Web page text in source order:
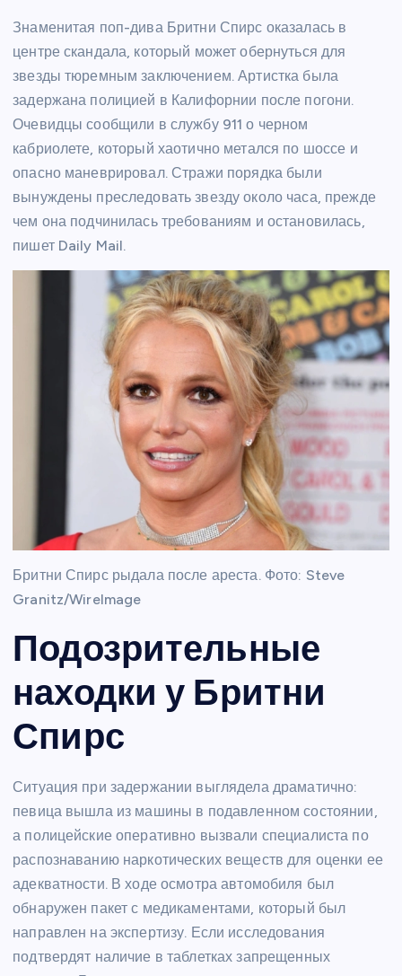
Знаменитая поп-дива Бритни Спирс оказалась в
центре скандала, который может обернуться для
звезды тюремным заключением. Артистка была
задержана полицией в Калифорнии после погони.
Очевидцы сообщили в службу 911 о черном
кабриолете, который хаотично метался по шоссе и
опасно маневрировал. Стражи порядка были
вынуждены преследовать звезду около часа, прежде
чем она подчинилась требованиям и остановилась,
пишет Daily Mail.
Бритни Спирс рыдала после ареста. Фото: Steve
Granitz/WireImage
Подозрительные
находки у Бритни
Спирс
Ситуация при задержании выглядела драматично:
певица вышла из машины в подавленном состоянии,
а полицейские оперативно вызвали специалиста по
распознаванию наркотических веществ для оценки ее
адекватности. В ходе осмотра автомобиля был
обнаружен пакет с медикаментами, который был
направлен на экспертизу. Если исследования
подтвердят наличие в таблетках запрещенных